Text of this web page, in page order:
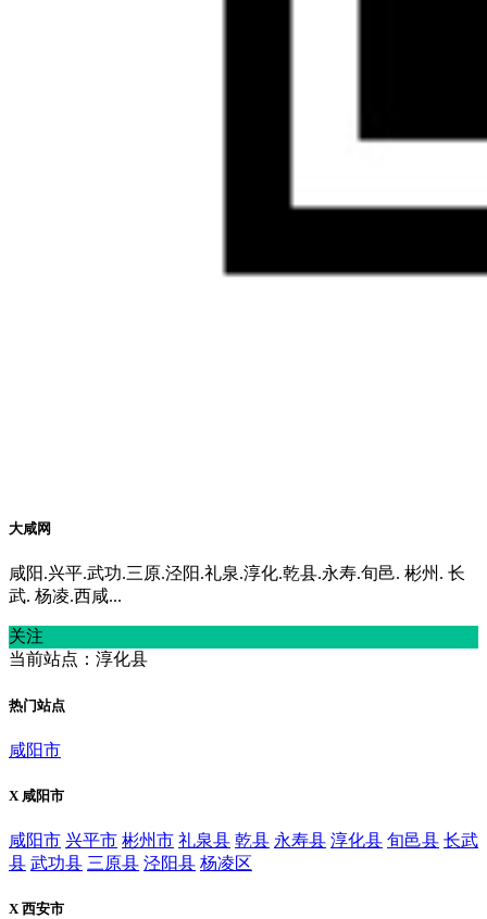
大咸网
咸阳.兴平.武功.三原.泾阳.礼泉.淳化.乾县.永寿.旬邑. 彬州. 长
武. 杨凌.西咸...
关注
当前站点：淳化县
热门站点
咸阳市
X 咸阳市
咸阳市 兴平市 彬州市 礼泉县 乾县 永寿县 淳化县 旬邑县 长武
县 武功县 三原县 泾阳县 杨凌区
X 西安市